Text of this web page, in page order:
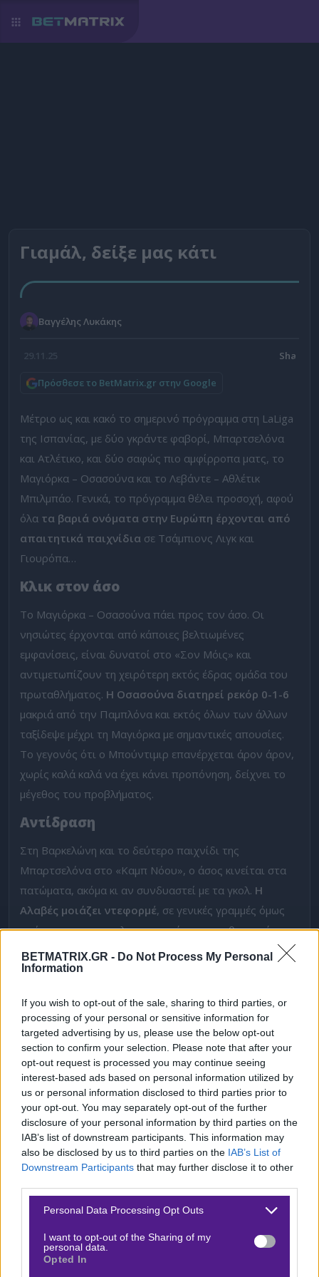
BETMATRIX.GR - Do Not Process My Personal
Information
If you wish to opt-out of the sale, sharing to third parties, or
processing of your personal or sensitive information for
targeted advertising by us, please use the below opt-out
section to confirm your selection. Please note that after your
opt-out request is processed you may continue seeing
interest-based ads based on personal information utilized by
us or personal information disclosed to third parties prior to
your opt-out. You may separately opt-out of the further
disclosure of your personal information by third parties on the
IAB’s list of downstream participants. This information may
also be disclosed by us to third parties on the IAB’s List of
Downstream Participants that may further disclose it to other
Please note that this website/app uses one or more Google
not limited to your visit or usage behaviour. You may click to
grant or deny consent to Google and its third-party tags to
use your data for below specified purposes in below Google
Personal Data Processing Opt Outs
I want to opt-out of the Sharing of my
personal data.
Opted In
Γιαμάλ, δείξε μας κάτι
Βαγγέλης Λυκάκης
29.11.25
Πρόσθεσε το BetMatrix.gr στην Google
Μέτριο ως και κακό το σημερινό πρόγραμμα στη LaLiga
της Ισπανίας, με δύο γκράντε φαβορί, Μπαρτσελόνα
και Ατλέτικο, και δύο σαφώς πιο αμφίρροπα ματς, το
Μαγιόρκα – Οσασούνα και το Λεβάντε – Αθλέτικ
Μπιλμπάο. Γενικά, το πρόγραμμα θέλει προσοχή, αφού
όλα τα βαριά ονόματα στην Ευρώπη έρχονται από
απαιτητικά παιχνίδια σε Τσάμπιονς Λιγκ και
Γιουρόπα…
Κλικ στον άσο
Το Μαγιόρκα – Οσασούνα πάει προς τον άσο. Οι
νησιώτες έρχονται από κάποιες βελτιωμένες
εμφανίσεις, είναι δυνατοί στο «Σον Μόις» και
αντιμετωπίζουν τη χειρότερη εκτός έδρας ομάδα του
πρωταθλήματος. Η Οσασούνα διατηρεί ρεκόρ 0-1-6
μακριά από την Παμπλόνα και εκτός όλων των άλλων
ταξίδεψε μέχρι τη Μαγιόρκα με σημαντικές απουσίες.
Το γεγονός ότι ο Μπούντιμιρ επανέρχεται άρον άρον,
χωρίς καλά καλά να έχει κάνει προπόνηση, δείχνει το
μέγεθος του προβλήματος.
Αντίδραση
Στη Βαρκελώνη και το δεύτερο παιχνίδι της
Μπαρτσελόνα στο «Καμπ Νόου», ο άσος κινείται στα
πατώματα, ακόμα κι αν συνδυαστεί με τα γκολ. Η
Αλαβές μοιάζει ντεφορμέ, σε γενικές γραμμές όμως
πρόκειται για μια καλογυμνασμένη και πειθαρχημένη
ομάδα. Η Μπάρσα έρχεται από το 3-0 στο Λονδίνο με
την Τσέλσι και καλείται να βγάλει αντίδραση.
Επιδραστικός
«
Ο Γιαμάλ πρέπει να εμφανιστεί και να δείξει πόσο
καλός είναι» έλεγε στη χθεσινή συνέντευξη Τύπου ο
Χάνζι Φλικ. Ο μικρός το έχασε λίγο φέτος, είτε με τον
τραυματισμό που τον ταλαιπώρησε στους κοιλιακούς
είτε με τα εξωαγωνιστικά καμώματά του. Αυτό βέβαια
δεν σημαίνει ότι δεν μπορεί να επανέλθει ή είναι
πάντα αρνητικός. Στο 4-0 με την Αθλέτικ το περασμένο
Σάββατο έκλεισε το ματς μεδύο ασίστ, δημιούργησε
τρεις μεγάλες ευκαιρίες, είχε οκτώ πετυχημένες
ντρίμπλες και 50/55 εύστοχες πάσες.
Με Τζόνι Ότο
Απέναντι στον Τζόνι Ότο, που κατά πάσα πιθανότητα